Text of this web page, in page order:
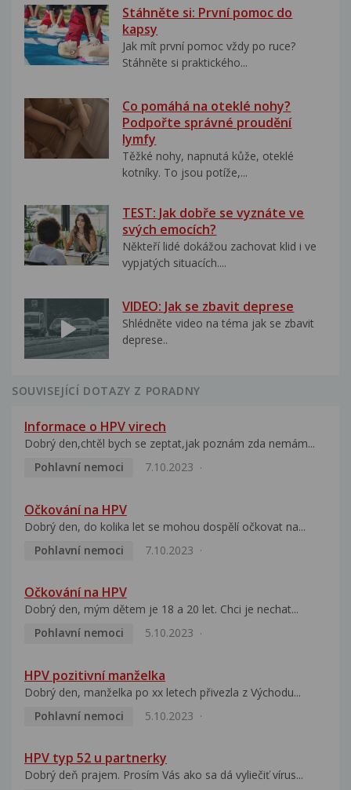
Stáhněte si: První pomoc do
kapsy
Jak mít první pomoc vždy po ruce?
Stáhněte si praktického...
Co pomáhá na oteklé nohy?
Podpořte správné proudění
lymfy
Těžké nohy, napnutá kůže, oteklé
kotníky. To jsou potíže,...
TEST: Jak dobře se vyznáte ve
svých emocích?
Někteří lidé dokážou zachovat klid i ve
vypjatých situacích....
VIDEO: Jak se zbavit deprese
Shlédněte video na téma jak se zbavit
deprese..
SOUVISEJÍCÍ DOTAZY Z PORADNY
Informace o HPV virech
Dobrý den,chtěl bych se zeptat,jak poznám zda nemám...
Pohlavní nemoci
7.10.2023
Očkování na HPV
Dobrý den, do kolika let se mohou dospělí očkovat na...
Pohlavní nemoci
7.10.2023
Očkování na HPV
Dobrý den, mým dětem je 18 a 20 let. Chci je nechat...
Pohlavní nemoci
5.10.2023
HPV pozitivní manželka
Dobrý den, manželka po xx letech přivezla z Východu...
Pohlavní nemoci
5.10.2023
HPV typ 52 u partnerky
Dobrý deň prajem. Prosím Vás ako sa dá vyliečiť vírus...